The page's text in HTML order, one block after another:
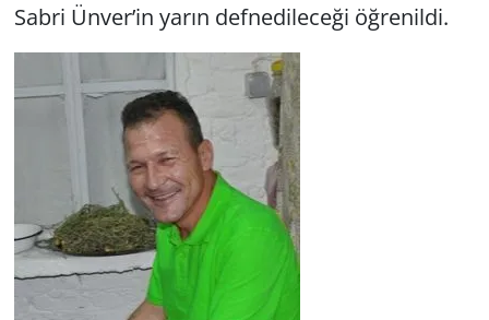
Sabri Ünver’in yarın defnedileceği öğrenildi.